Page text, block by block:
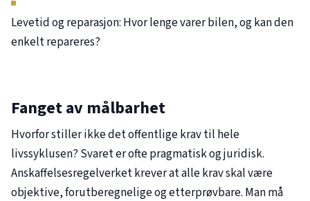
Levetid og reparasjon: Hvor lenge varer bilen, og kan den
enkelt repareres?
Fanget av målbarhet
Hvorfor stiller ikke det offentlige krav til hele
livssyklusen? Svaret er ofte pragmatisk og juridisk.
Anskaffelsesregelverket krever at alle krav skal være
objektive, forutberegnelige og etterprøvbare. Man må